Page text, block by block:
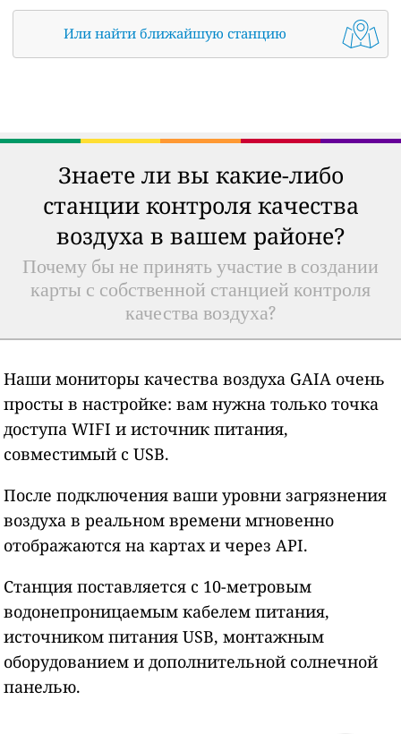
Или найти ближайшую станцию
Знаете ли вы какие-либо
станции контроля качества
воздуха в вашем районе?
Почему бы не принять участие в создании
карты с собственной станцией контроля
качества воздуха?
Наши мониторы качества воздуха GAIA очень
просты в настройке: вам нужна только точка
доступа WIFI и источник питания,
совместимый с USB.
После подключения ваши уровни загрязнения
воздуха в реальном времени мгновенно
отображаются на картах и через API.
Станция поставляется с 10-метровым
водонепроницаемым кабелем питания,
источником питания USB, монтажным
оборудованием и дополнительной солнечной
панелью.